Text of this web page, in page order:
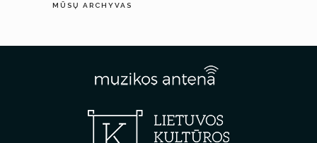
MŪSŲ ARCHYVAS